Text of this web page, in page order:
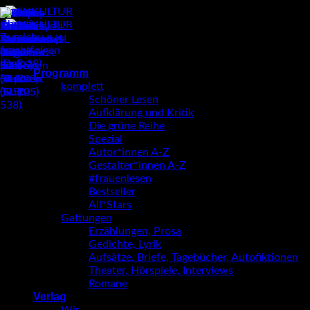
Zum
Inhalt
springen
Programm
komplett
Schöner Lesen
Aufklärung und Kritik
Die grüne Reihe
Spezial
Autor*innen A-Z
Gestalter*innen A-Z
#frauenlesen
Bestseller
All*Stars
Gattungen
Erzählungen, Prosa
Gedichte, Lyrik
Aufsätze, Briefe, Tagebücher, Autofiktionen
Theater, Hörspiele, Interviews
Romane
Verlag